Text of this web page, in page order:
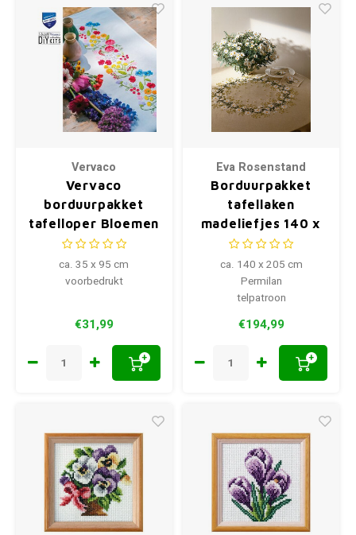
Vervaco
Vervaco
borduurpakket
tafelloper Bloemen
symfonie
ca. 35 x 95 cm
voorbedrukt
€31,99
+
Eva Rosenstand
Borduurpakket
tafellaken
madeliefjes 140 x
205 cm 12-4404
ca. 140 x 205 cm
Permilan
telpatroon
€194,99
+